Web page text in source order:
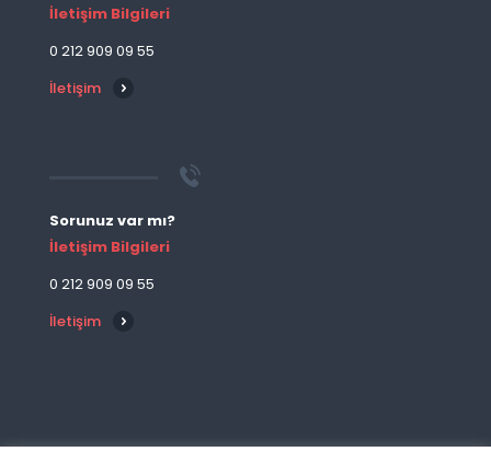
İletişim Bilgileri
0 212 909 09 55
İletişim
Sorunuz var mı?
İletişim Bilgileri
0 212 909 09 55
İletişim